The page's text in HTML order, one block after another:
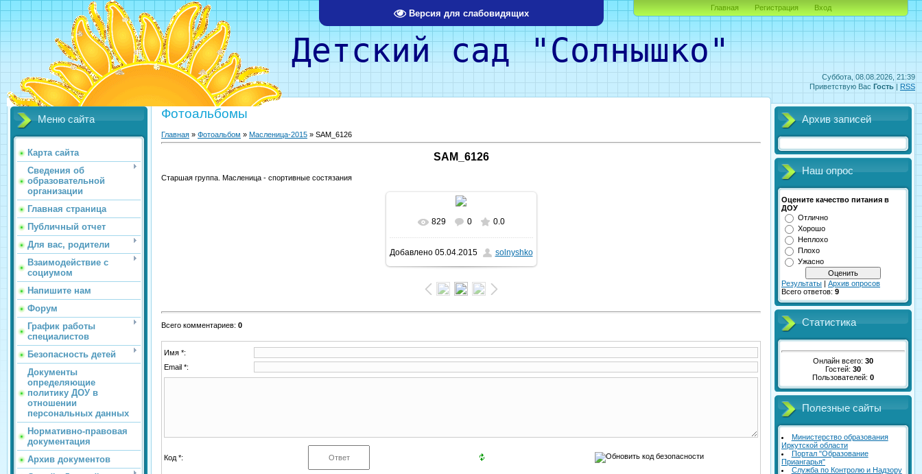
Версия для слабовидящих
Суббота, 08.08.2026, 21:39
Приветствую Вас Гость | RSS
Детский сад "Солнышко"
Главная Регистрация Вход
Меню сайта
Карта сайта
Сведения об
образовательной
организации
Главная страница
Публичный отчет
Для вас, родители
Взаимодействие с
социумом
Напишите нам
Форум
График работы
специалистов
Безопасность детей
Документы
определяющие
политику ДОУ в
отношении
персональных данных
Нормативно-правовая
документация
Архив документов
Фотоальбомы
Главная » Фотоальбом » Масленица-2015 » SAM_6126
SAM_6126
Старшая группа. Масленица - спортивные состязания
829 0 0.0
Добавлено05.04.2015 solnyshko
Всего комментариев: 0
Имя *:
Email *:
Код *:
Архив записей
Наш опрос
Оцените качество питания в
ДОУ
Отлично
Хорошо
Неплохо
Плохо
Ужасно
Результаты | Архив опросов
Всего ответов: 9
Статистика
Онлайн всего: 30
Гостей: 30
Пользователей: 0
Полезные сайты
Министерство образования
Иркутской области
Портал "Образование
Приангарья"
Служба по Контролю и Надзору